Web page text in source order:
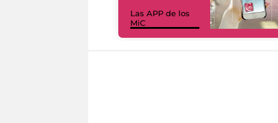
Las APP de los
MiC